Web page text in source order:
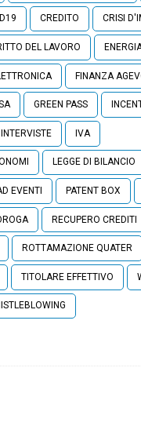
CREDITO CRISI
DEL LAVORO
FINANZA
GREEN PASS
INTERVISTE IVA
LEGGE DI BILANCIO
EVENTI PATENT BOX
RECUPERO CREDITI
ROTTAMAZIONE QUATER
TITOLARE EFFETTIVO